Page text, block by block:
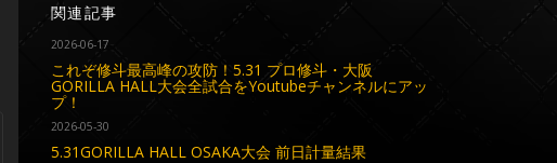
関連記事
2026-06-17
これぞ修斗最高峰の攻防！5.31 プロ修斗・大阪
GORILLA HALL大会全試合をYoutubeチャンネルにアッ
プ！
2026-05-30
5.31GORILLA HALL OSAKA大会 前日計量結果